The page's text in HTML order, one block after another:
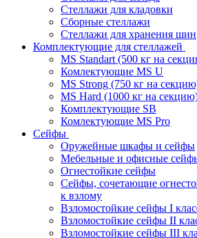
Стеллажи для кладовки
Сборные стеллажи
Стеллажи для хранения шин
Комплектующие для стеллажей
MS Standart (500 кг на
Комлектующие MS U
MS Strong (750 кг на
MS Hard (1000 кг на
Комплектующие SB
Комлектующие MS Pro
Сейфы
Оружейные шкафы и сейфы
Мебельные и офисные
Огнестойкие сейфы
Сейфы, сочетающие
к взлому
Взломостойкие сейфы I
Взломостойкие сейфы II
Взломостойкие сейфы III